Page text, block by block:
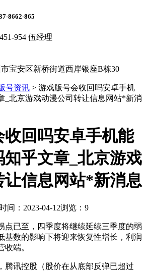
8662-865
954 伍经理
宝安区新桥街道西岸银座B栋30
号资讯 > 游戏版号会收回吗安卓手机
_北京游戏动漫公司转让信息网站*新消
回吗安卓手机能
知乎文章_北京游戏
让信息网站*新消息
时间：2023-04-12浏览：9
已至，四季度将继续延续三季度的弱
基数的影响下将迎来恢复性增长，利润
端。
讯控股（股价在从底部反弹已超过